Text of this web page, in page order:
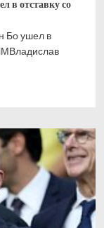
в отставку со
Бо ушел в